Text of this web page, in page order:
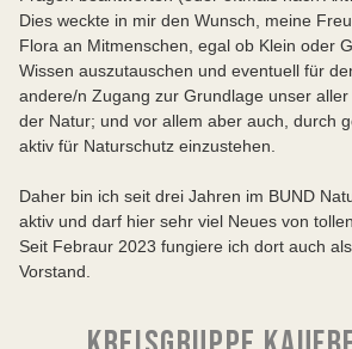
Dies weckte in mir den Wunsch, meine
Flora an Mitmenschen, egal ob Klein oder
Wissen auszutauschen und eventuell für
andere/n Zugang zur Grundlage unser
der Natur; und vor allem aber auch, durch
aktiv für Naturschutz einzustehen.
Daher bin ich seit drei Jahren im BUND
aktiv und darf hier sehr viel Neues von
Seit Febraur 2023 fungiere ich dort auch
Vorstand.